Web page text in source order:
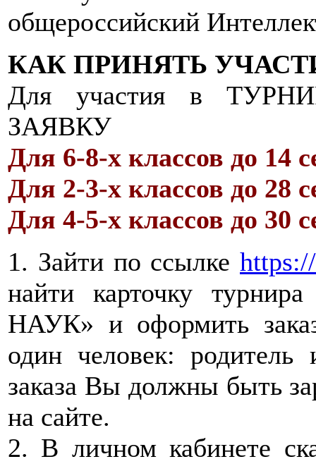
общероссийский
КАК ПРИНЯТЬ
Для участия в
ЗАЯВКУ
Для 6-8-х классов до 14
Для 2-3-х классов до 28
Для 4-5-х классов до 30
1. Зайти по ссылке
найти карточку
НАУК» и оформить
один человек:
заказа Вы должны быть
на сайте.
2. В личном кабинете